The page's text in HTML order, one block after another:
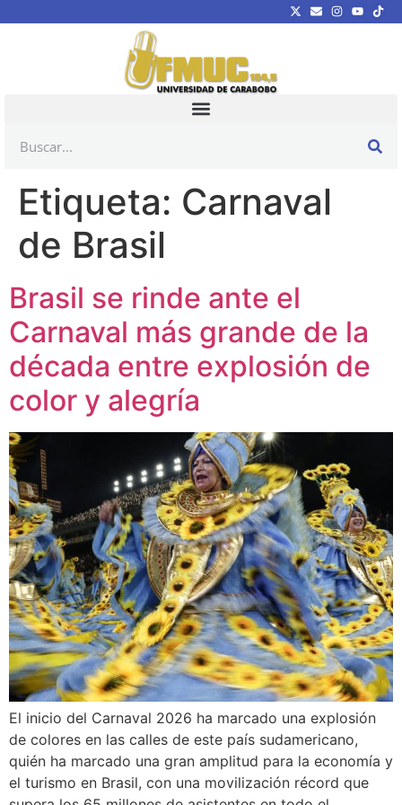
Etiqueta: Carnaval
de Brasil
Brasil se rinde ante el
Carnaval más grande de la
década entre explosión de
color y alegría
El inicio del Carnaval 2026 ha marcado una explosión
de colores en las calles de este país sudamericano,
quién ha marcado una gran amplitud para la economía y
el turismo en Brasil, con una movilización récord que